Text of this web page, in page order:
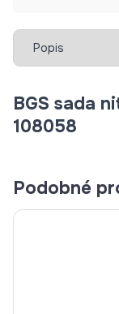
Vybrať záložku
BGS sada
108058
Podobné